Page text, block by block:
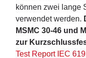
können zwei lange
verwendet werden.
MSMC 30-46 und
zur
Test Report IEC